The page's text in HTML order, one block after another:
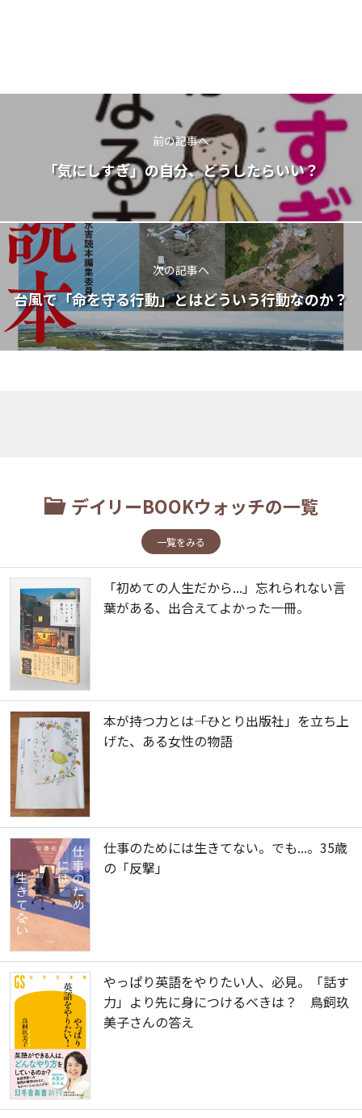
前の記事へ
「気にしすぎ」の自分、どうしたらいい？
次の記事へ
台風で「命を守る行動」とはどういう行動なのか？
デイリーBOOKウォッチの一覧
一覧をみる
「初めての人生だから...」忘れられない言
葉がある、出合えてよかった一冊。
本が持つ力とは――「ひとり出版社」を立ち上
げた、ある女性の物語
仕事のためには生きてない。でも...。35歳
の「反撃」
やっぱり英語をやりたい人、必見。「話す
力」より先に身につけるべきは？ 鳥飼玖
美子さんの答え